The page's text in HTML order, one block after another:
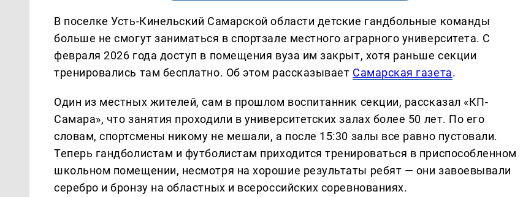
В поселке Усть-Кинельский Самарской области детские гандбольные команды
больше не смогут заниматься в спортзале местного аграрного университета. С
февраля 2026 года доступ в помещения вуза им закрыт, хотя раньше секции
тренировались там бесплатно. Об этом рассказывает Самарская газета.
Один из местных жителей, сам в прошлом воспитанник секции, рассказал «КП-
Самара», что занятия проходили в университетских залах более 50 лет. По его
словам, спортсмены никому не мешали, а после 15:30 залы все равно пустовали.
Теперь гандболистам и футболистам приходится тренироваться в приспособленном
школьном помещении, несмотря на хорошие результаты ребят — они завоевывали
серебро и бронзу на областных и всероссийских соревнованиях.